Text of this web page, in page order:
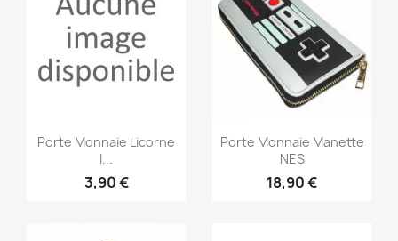
Aperçu rapide
Porte Monnaie Licorne
I...
3,90 €
Aperçu rapide
Porte Monnaie Manette
NES
18,90 €